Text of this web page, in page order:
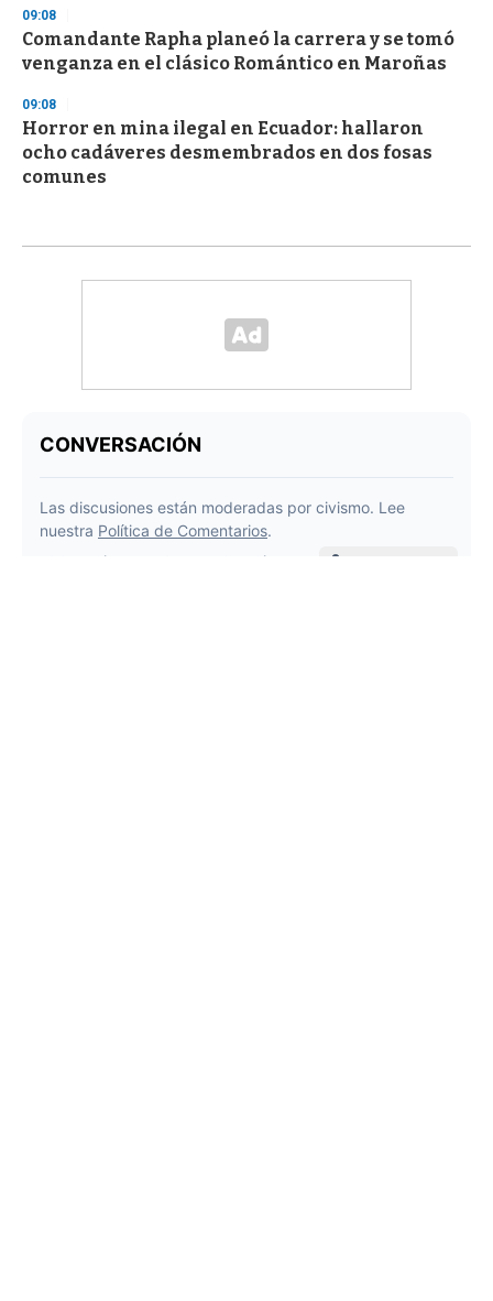
09:08
Comandante Rapha planeó la carrera y se tomó
venganza en el clásico Romántico en Maroñas
09:08
Horror en mina ilegal en Ecuador: hallaron
ocho cadáveres desmembrados en dos fosas
comunes